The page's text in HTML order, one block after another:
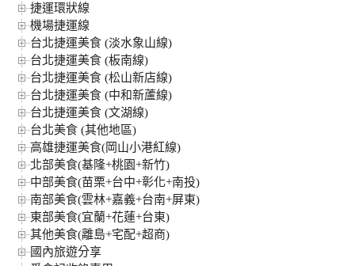
捷運環狀線
機場捷運線
台北捷運美食 (淡水象山線)
台北捷運美食 (板南線)
台北捷運美食 (松山新店線)
台北捷運美食 (中和新蘆線)
台北捷運美食 (文湖線)
台北美食 (其他地區)
高雄捷運美食(岡山小港紅線)
北部美食(基隆+桃園+新竹)
中部美食(苗栗+台中+彰化+南投)
南部美食(雲林+嘉義+台南+屏東)
東部美食(宜蘭+花蓮+台東)
其他美食(離島+宅配+超商)
國內旅遊分享